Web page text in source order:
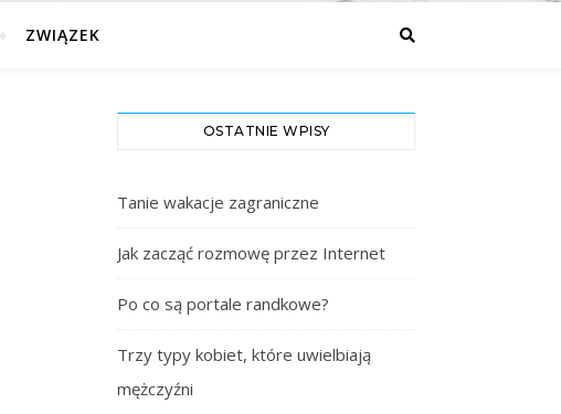
ZWIĄZEK
OSTATNIE WPISY
Tanie wakacje zagraniczne
Jak zacząć rozmowę przez Internet
Po co są portale randkowe?
Trzy typy kobiet, które uwielbiają
mężczyźni